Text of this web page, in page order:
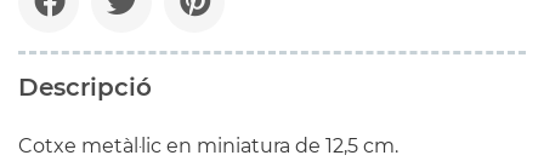
Descripció
Cotxe metàl·lic en miniatura de 12,5 cm.